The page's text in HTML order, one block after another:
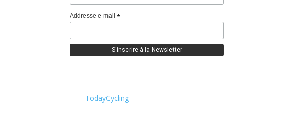
Addresse e-mail *
TodayCycling